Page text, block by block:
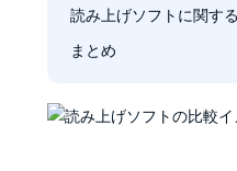
4. CoeFont
読み上げソフトに関す
無料の読み上げソフ
インストール不要で
まとめ